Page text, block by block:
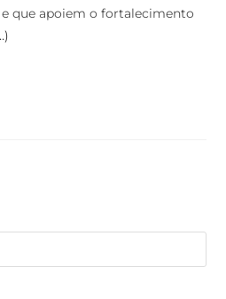
que apoiem o fortalecimento